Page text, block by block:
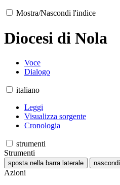
Mostra/Nascondi l'indice
Diocesi di Nola
Voce
Dialogo
italiano
Leggi
Visualizza sorgente
Cronologia
strumenti
Strumenti
sposta nella barra laterale nascondi
Azioni